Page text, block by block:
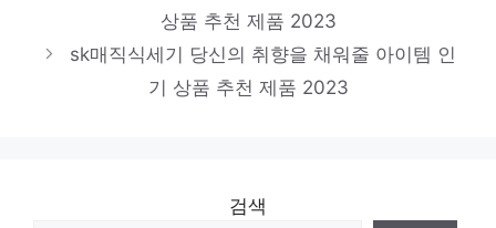
상품 추천 제품 2023
sk매직식세기 당신의 취향을 채워줄 아이템 인
기 상품 추천 제품 2023
검색